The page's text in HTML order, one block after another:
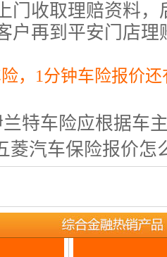
门收取理赔资料
户再到平安门店理
，1分钟车险报价
特车险应根据车
菱汽车保险报价怎